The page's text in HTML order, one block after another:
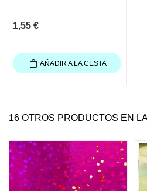
1,55 €
AÑADIR A LA CESTA
16 OTROS PRODUCTOS EN